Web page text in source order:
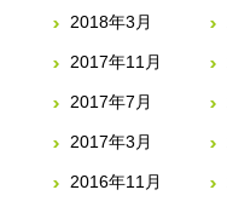
2018年3月
2017年11月
2017年7月
2017年3月
2016年11月